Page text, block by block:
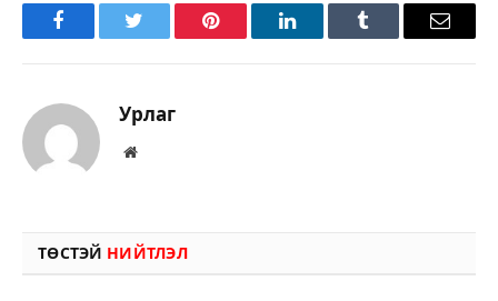
FacebookTwitter Pinterest LinkedInTumblr Имэйл
Урлаг
Вэбсайт
ТӨСТЭЙ НИЙТЛЭЛ